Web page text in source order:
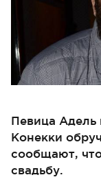
Певица
Конекки
сообщают,
свадьбу.